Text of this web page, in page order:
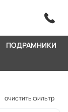
ПОДРАМНИКИ
очистить фильтр